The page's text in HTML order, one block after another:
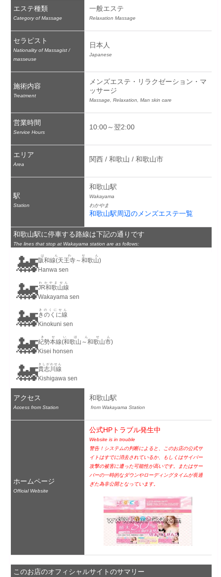
エステ種類
Category of Massage
一般エステ
Relaxation Massage
セラピスト
Nationality of Massagist /
masseuse
日本人
Japanese
施術内容
Treatment
メンズエステ・リラクゼーション・マ
ッサージ
Massage, Relaxation, Man skin care
営業時間
Service Hours
10:00～翌2:00
エリア
Area
関西 / 和歌山 / 和歌山市
駅
Station
和歌山駅
Wakayama
わかやま
和歌山駅周辺のメンズエステ一覧
和歌山駅に停車する路線は下記の通りです
The lines that stop at Wakayama station are as follows:
🚂阪和線(天王寺～和歌山)
はんわせん
Hanwa sen
🚂JR和歌山線
わかやません
Wakayama sen
🚂きのくに線
きのくにせん
Kinokuni sen
🚂紀勢本線(和歌山～和歌山市)
きせいほんせん
Kisei honsen
🚂貴志川線
きしがわせん
Kishigawa sen
アクセス
Access from Station
和歌山駅
from Wakayama Station
ホームページ
Official Website
公式HPトラブル発生中
Website is in trouble
警告！システムの判断によると、このお店の公式サ
イトはすでに消去されているか、もしくはサイバー
攻撃の被害に遭った可能性が高いです。またはサー
バーの一時的なダウンやローディングタイムが長過
ぎた為非公開となっています。
このお店のオフィシャルサイトのサマリー